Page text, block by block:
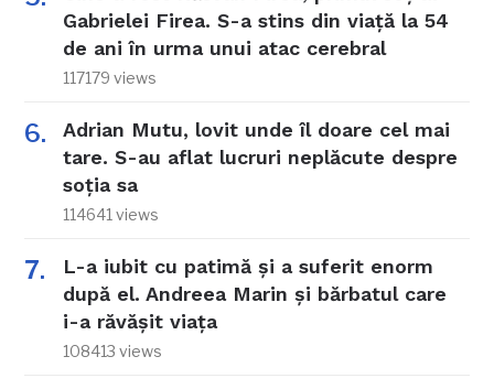
Gabrielei Firea. S-a stins din viață la 54
de ani în urma unui atac cerebral
117179 views
Adrian Mutu, lovit unde îl doare cel mai
tare. S-au aflat lucruri neplăcute despre
soția sa
114641 views
L-a iubit cu patimă și a suferit enorm
după el. Andreea Marin și bărbatul care
i-a răvășit viața
108413 views